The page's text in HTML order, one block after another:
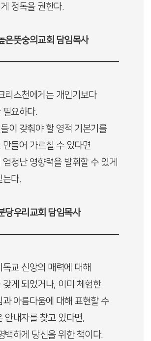
정독을 권한다.
은뜻숭의교회 담임목사
리스천에게는 개인기보다
필요하다.
이 갖춰야 할 영적 기본기를
만들어 가르칠 수 있다면
청난 영향력을 발휘할 수 있게
는다.
당우리교회 담임목사
독교 신앙의 매력에 대해
갖게 되었거나, 이미 체험한
과 아름다움에 대해 표현할 수
안내자를 찾고 있다면,
백하게 당신을 위한 책이다.